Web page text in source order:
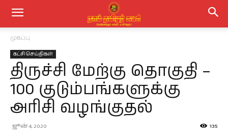
முகப்பு
கட்சி செய்திகள்
திருச்சி மேற்கு தொகுதி –
100 குடும்பங்களுக்கு
அரிசி வழங்குதல்
ஜூன் 4, 2020 135